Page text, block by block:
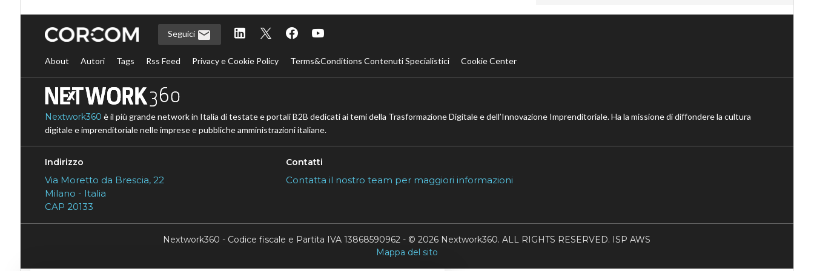
Seguici
About Autori Tags Rss Feed Privacy e Cookie Policy Terms&Conditions Contenuti Specialistici Cookie Center
Nextwork360 è il più grande network in Italia di testate e portali B2B dedicati ai temi della Trasformazione Digitale e dell’Innovazione Imprenditoriale. Ha la missione di diffondere la cultura
digitale e imprenditoriale nelle imprese e pubbliche amministrazioni italiane.
Indirizzo
Via Moretto da Brescia, 22
Milano - Italia
CAP 20133
Contatti
Contatta il nostro team per maggiori informazioni
Nextwork360 - Codice fiscale e Partita IVA 13868590962 - © 2026 Nextwork360. ALL RIGHTS RESERVED. ISP AWS
Mappa del sito